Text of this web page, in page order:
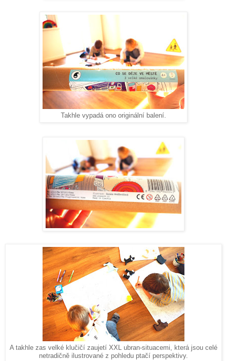
Takhle vypadá ono originální balení.
A takhle zas velké klučičí zaujetí XXL ubran-situacemi, která jsou celé
netradičně ilustrované z pohledu ptačí perspektivy.